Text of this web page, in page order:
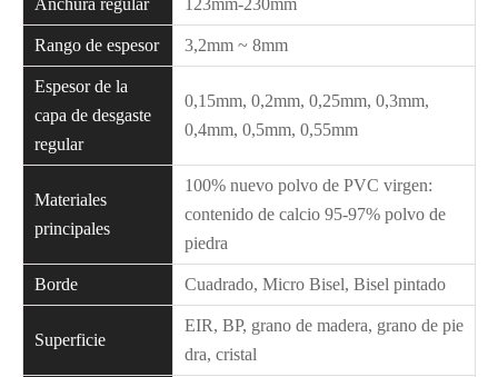
Anchura regular 123mm-230mm
Rango de espesor 3,2mm ~ 8mm
Espesor de la
capa de desgaste
regular
0,15mm, 0,2mm, 0,25mm, 0,3mm,
0,4mm, 0,5mm, 0,55mm
Materiales
principales
100% nuevo polvo de PVC virgen:
contenido de calcio 95-97% polvo de
piedra
Borde Cuadrado, Micro Bisel, Bisel pintado
Superficie
EIR, BP, grano de madera, grano de pie
dra, cristal